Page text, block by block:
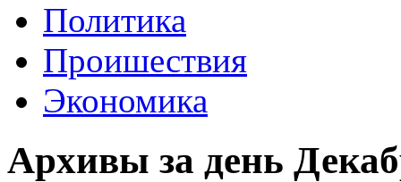
Политика
Проишествия
Экономика
Архивы за день